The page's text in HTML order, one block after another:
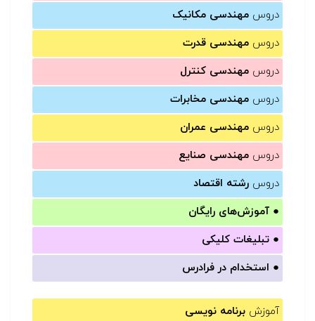
دروس مهندسی مکانیک
دروس مهندسی قدرت
دروس مهندسی کنترل
دروس مهندسی مخابرات
دروس مهندسی عمران
دروس مهندسی صنایع
دروس رشته اقتصاد
● آموزش‌های رایگان
● تبلیغات کلیکی
● استخدام در فرادرس
آموزش برنامه نویسی